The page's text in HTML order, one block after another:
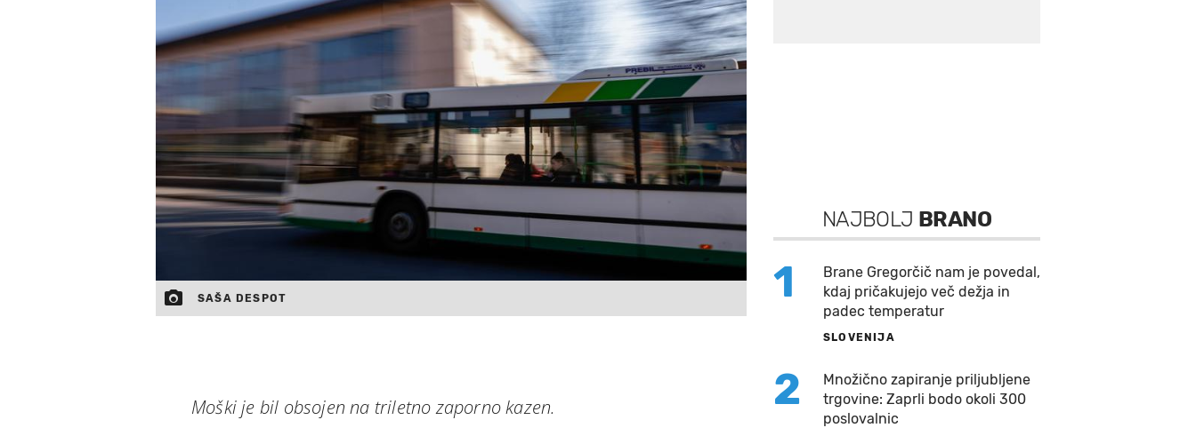
SAŠA DESPOT
Moški je bil obsojen na triletno zaporno kazen.
NAJBOLJ BRANO
1
Brane Gregorčič nam je povedal,
kdaj pričakujejo več dežja in
padec temperatur
SLOVENIJA
2
Množično zapiranje priljubljene
trgovine: Zaprli bodo okoli 300
poslovalnic